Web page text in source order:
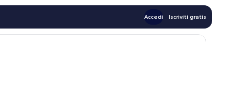
Accedi Iscriviti gratis